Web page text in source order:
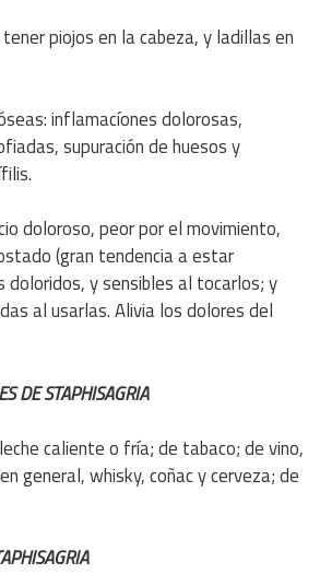
piojos en la cabeza, y ladillas en
inflamacíones dolorosas,
supuración de huesos y
doloroso, peor por el movimiento,
(gran tendencia a estar
doloridos, y sensibles al tocarlos; y
al usarlas. Alivia los dolores del
DE STAPHISAGRIA
caliente o fría; de tabaco; de vino,
general, whisky, coñac y cerveza; de